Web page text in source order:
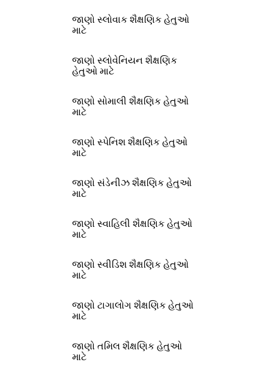
જાણો સ્લોવાક શૈક્ષણિક હેતુઓ
માટે
જાણો સ્લોવેનિયન શૈક્ષણિક
હેતુઓ માટે
જાણો સોમાલી શૈક્ષણિક હેતુઓ
માટે
જાણો સ્પેનિશ શૈક્ષણિક હેતુઓ
માટે
જાણો સંડેનીઝ શૈક્ષણિક હેતુઓ
માટે
જાણો સ્વાહિલી શૈક્ષણિક હેતુઓ
માટે
જાણો સ્વીડિશ શૈક્ષણિક હેતુઓ
માટે
જાણો ટાગાલોગ શૈક્ષણિક હેતુઓ
માટે
જાણો તમિલ શૈક્ષણિક હેતુઓ
માટે